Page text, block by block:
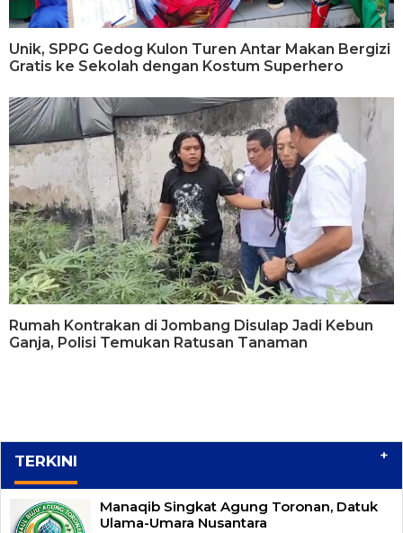
Unik, SPPG Gedog Kulon Turen Antar Makan Bergizi
Gratis ke Sekolah dengan Kostum Superhero
Rumah Kontrakan di Jombang Disulap Jadi Kebun
Ganja, Polisi Temukan Ratusan Tanaman
TERKINI +
Manaqib Singkat Agung Toronan, Datuk
Ulama-Umara Nusantara